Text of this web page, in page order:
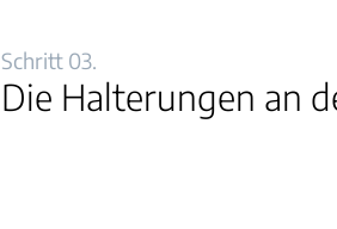
Schritt 03.
Die Halterungen an